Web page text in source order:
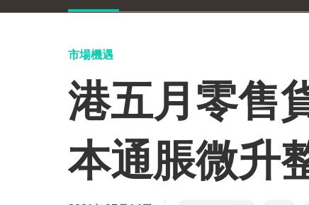
市場機遇
港五月零售
本通脹微升